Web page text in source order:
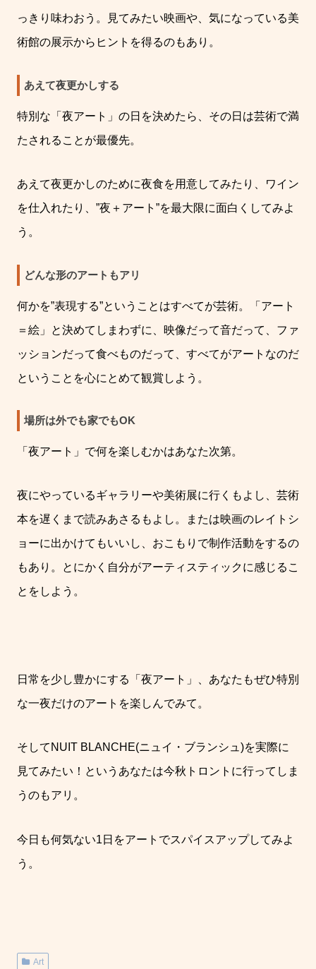
っきり味わおう。見てみたい映画や、気になっている美
術館の展示からヒントを得るのもあり。
あえて夜更かしする
特別な「夜アート」の日を決めたら、その日は芸術で満
たされることが最優先。
あえて夜更かしのために夜食を用意してみたり、ワイン
を仕入れたり、 ”夜＋アート ”を最大限に面白くしてみよ
う。
どんな形のアートもアリ
何かを”表現する”ということはすべてが芸術。
「アート
＝絵」と決めてしまわずに、映像だって音だって、ファ
ッションだって食べものだって、すべてがアートなのだ
ということを心にとめて観賞しよう。
場所は外でも家でもOK
「夜アート」で何を楽しむかはあなた次第。
夜にやっているギャラリーや美術展に行くもよし、芸術
本を遅くまで読みあさるもよし。または映画のレイトシ
ョーに出かけてもいいし、おこもりで制作活動をするの
もあり。とにかく自分がアーティスティックに感じるこ
とをしよう。
日常を少し豊かにする「夜アート」、あなたもぜひ特別
な一夜だけのアートを楽しんでみて。
そして NUIT BLANCHE(ニュイ・ブランシュ )を実際に
見てみたい！というあなたは今秋トロントに行ってしま
うのもアリ。
今日も何気ない1 日をアートでスパイスアップしてみよ
う。
Art